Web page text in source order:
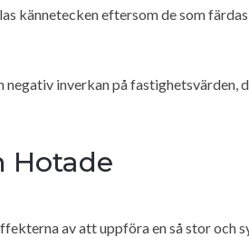
kännetecken eftersom de som
inverkan på fastighetsvärden,
Hotade
av att uppföra en så stor och